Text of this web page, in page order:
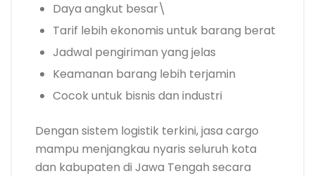
Daya angkut besar\
Tarif lebih ekonomis untuk barang berat
Jadwal pengiriman yang jelas
Keamanan barang lebih terjamin
Cocok untuk bisnis dan industri
Dengan sistem logistik terkini, jasa cargo
mampu menjangkau nyaris seluruh kota
dan kabupaten di Jawa Tengah secara